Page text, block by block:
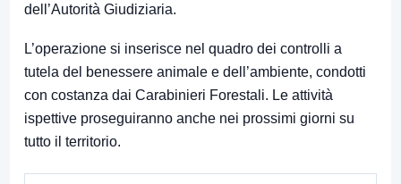
dell’Autorità Giudiziaria.
L’operazione si inserisce nel quadro dei controlli a
tutela del benessere animale e dell’ambiente, condotti
con costanza dai Carabinieri Forestali. Le attività
ispettive proseguiranno anche nei prossimi giorni su
tutto il territorio.